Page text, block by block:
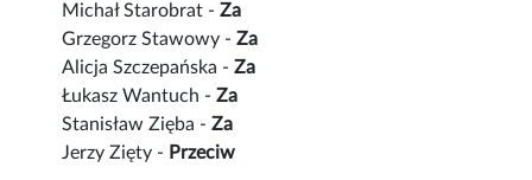
Michał Starobrat -Za
Grzegorz Stawowy -Za
Alicja Szczepańska -Za
Łukasz Wantuch -Za
Stanisław Zięba -Za
Jerzy Zięty - Przeciw